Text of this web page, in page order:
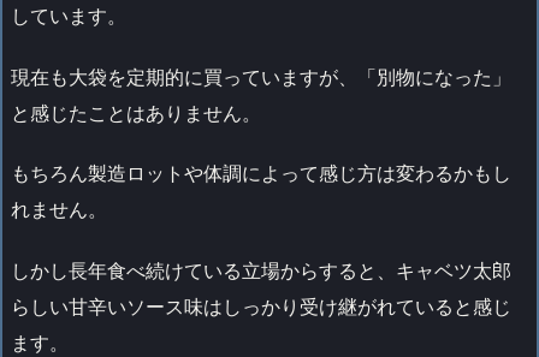
しています。
現在も大袋を定期的に買っていますが、「別物になった」
と感じたことはありません。
もちろん製造ロットや体調によって感じ方は変わるかもし
れません。
しかし長年食べ続けている立場からすると、キャベツ太郎
らしい甘辛いソース味はしっかり受け継がれていると感じ
ます。